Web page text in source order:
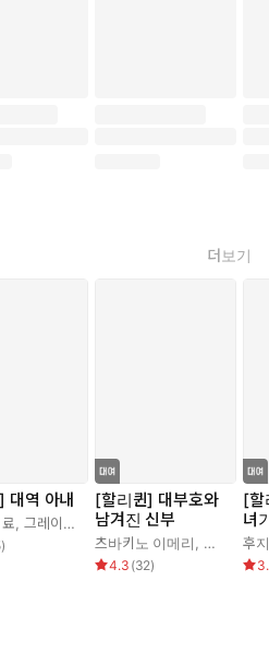
더보기
대역 아내
그레이스 그린
)
[할리퀸] 대부호와
남겨진 신부
츠바키노 이메리 케이트 휴
4.3 (32)
[할
녀
후